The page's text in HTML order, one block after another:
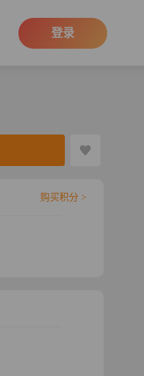
登录
购买积分 >